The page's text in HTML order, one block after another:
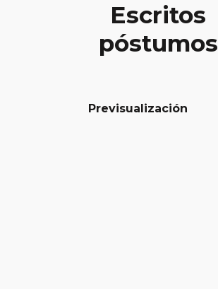
Escritos
póstumos
Previsualización